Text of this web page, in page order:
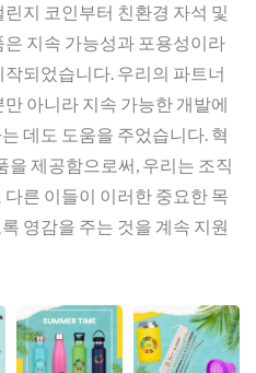
지 코인부터 친환경 자석 및
지속 가능성과 포용성이라
되었습니다. 우리의 파트너
아니라 지속 가능한 개발에
데도 도움을 주었습니다. 혁
을 제공함으로써, 우리는 조직
른 이들이 이러한 중요한 목
영감을 주는 것을 계속 지원